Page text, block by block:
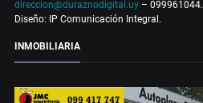
direccion@duraznodigital.uy – 099961044.
Diseño: IP Comunicación Integral.
INMOBILIARIA